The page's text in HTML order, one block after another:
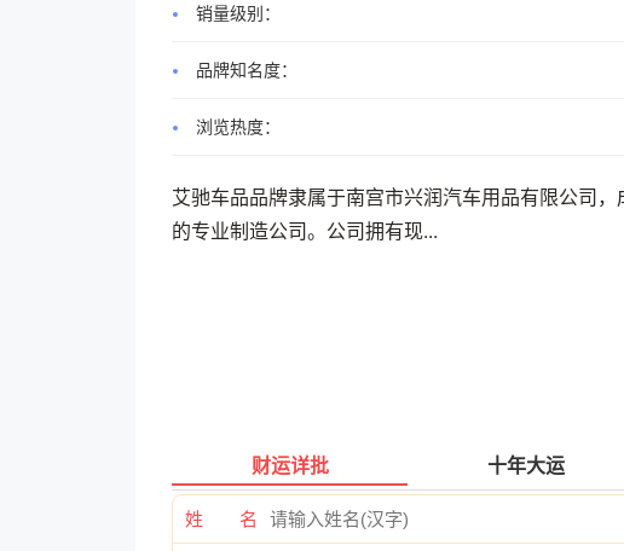
销量级别：
品牌知名度：
浏览热度：
艾驰车品品牌隶属于南宫市兴润汽车用品有限公司
的专业制造公司。公司拥有现...
财运详批 十年大运
姓 名